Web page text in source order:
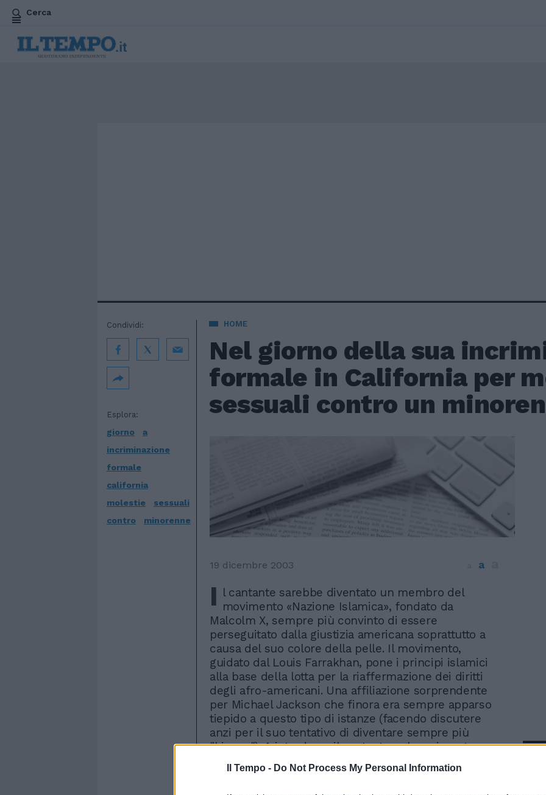
Il Tempo - Do Not Process My Personal Information
Cerca
HOME
Nel giorno della sua
formale in California per
sessuali contro un
Esplora:
giorno
a
incriminazione
formale
california
molestie
sessuali
contro
minorenne
Condividi:
19 dicembre 2003 a
I l cantante sarebbe diventato un membro del
movimento «Nazione Islamica», fondato da
Malcolm X, sempre più convinto di essere
perseguitato dalla giustizia americana soprattutto a
causa del suo colore della pelle. Il movimento,
guidato dal Louis Farrakhan, pone i principi islamici
alla base della lotta per la riaffermazione dei diritti
degli afro-americani. Una affiliazione sorprendente
per Michael Jackson che finora era sempre apparso
tiepido a questo tipo di istanze (facendo discutere
anzi per il suo tentativo di diventare sempre più
"bianco"). A introdurre il cantante nel movimento
creato da Malcolm X sarebbe stato il fratello
Jermaine, che si era convertito fin dal 1989. Sarebbe